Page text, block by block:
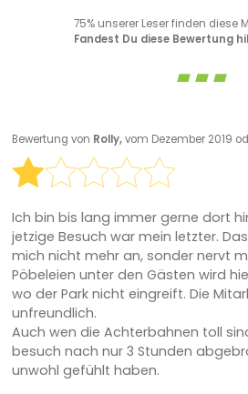
75% unserer Leser finden diese
Fandest Du diese Bewertung
Bewertung von Rolly,vom Dezember 2019
Ich bin bis lang immer gerne dort
jetzige Besuch war mein letzter.
mich nicht mehr an, sonder nervt
Pöbeleien unter den Gästen wird
wo der Park nicht eingreift. Die
unfreundlich.
Auch wen die Achterbahnen toll
besuch nach nur 3 Stunden
unwohl gefühlt haben.